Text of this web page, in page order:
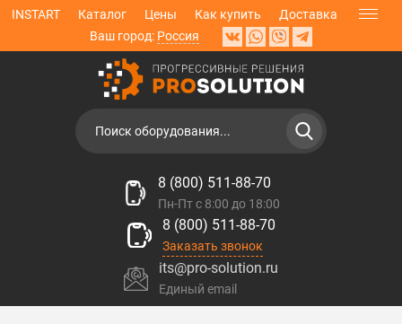
INSTART Каталог Цены Как купить
Доставка
Ваш город: Россия
8 (800) 511-88-70
Пн-Пт с 8:00 до 18:00
8 (800) 511-88-70
Заказать звонок
its@pro-solution.ru
Единый email